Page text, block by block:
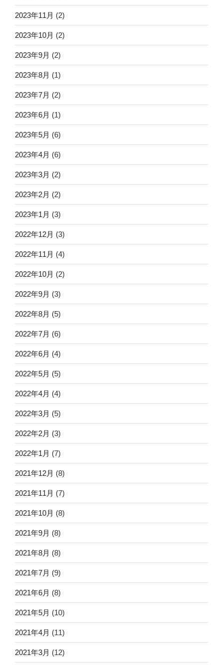
2023年11月 (2)
2023年10月 (2)
2023年9月 (2)
2023年8月 (1)
2023年7月 (2)
2023年6月 (1)
2023年5月 (6)
2023年4月 (6)
2023年3月 (2)
2023年2月 (2)
2023年1月 (3)
2022年12月 (3)
2022年11月 (4)
2022年10月 (2)
2022年9月 (3)
2022年8月 (5)
2022年7月 (6)
2022年6月 (4)
2022年5月 (5)
2022年4月 (4)
2022年3月 (5)
2022年2月 (3)
2022年1月 (7)
2021年12月 (8)
2021年11月 (7)
2021年10月 (8)
2021年9月 (8)
2021年8月 (8)
2021年7月 (9)
2021年6月 (8)
2021年5月 (10)
2021年4月 (11)
2021年3月 (12)